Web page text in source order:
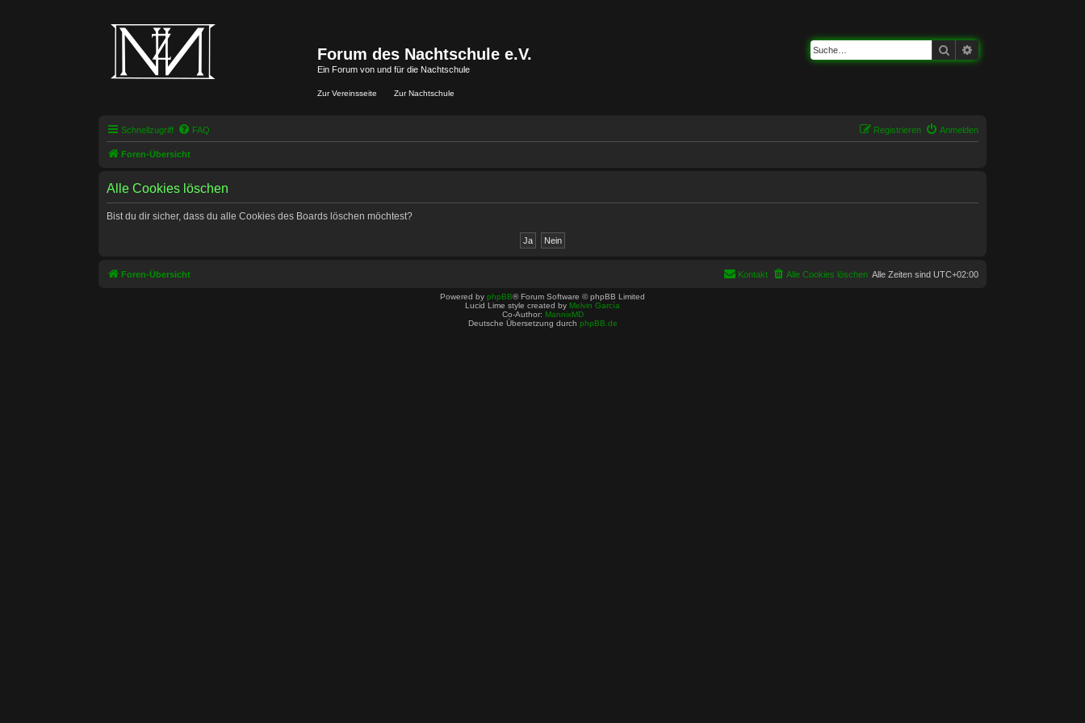
Forum des Nachtschule e.V.
Ein Forum von und für die Nachtschule
Zur Vereinsseite Zur Nachtschule
Suche
Schnellzugriff FAQ Anmelden
Registrieren
Foren-Übersicht
Alle Cookies löschen
Bist du dir sicher, dass du alle Cookies des Boards löschen möchtest?
Foren-Übersicht Alle Zeiten sind UTC+02:00
Alle Cookies löschen
Kontakt
Powered by phpBB® Forum Software © phpBB Limited
Lucid Lime style created by Melvin García
Co-Author: MannixMD
Deutsche Übersetzung durch phpBB.de